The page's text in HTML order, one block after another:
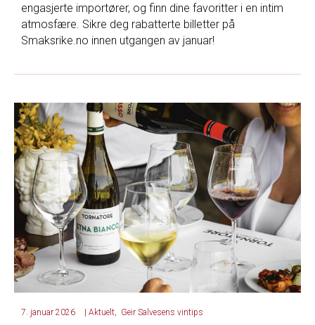
engasjerte importører, og finn dine favoritter i en intim
atmosfære. Sikre deg rabatterte billetter på
Smaksrike.no innen utgangen av januar!
7. januar 2026 Aktuelt, Geir Salvesens vintips